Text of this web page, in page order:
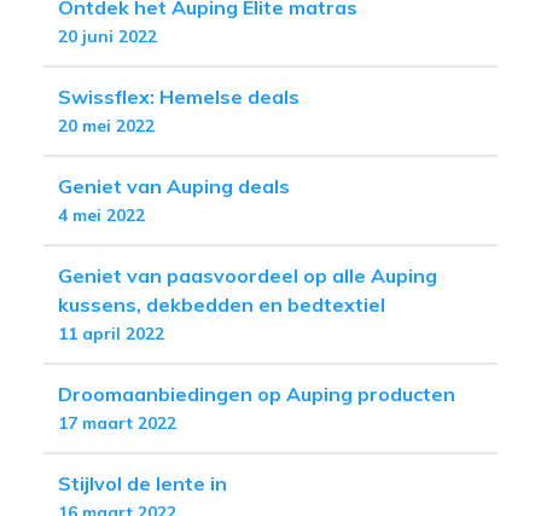
Ontdek het Auping Elite matras
20 juni 2022
Swissflex: Hemelse deals
20 mei 2022
Geniet van Auping deals
4 mei 2022
Geniet van paasvoordeel op alle Auping
kussens, dekbedden en bedtextiel
11 april 2022
Droomaanbiedingen op Auping producten
17 maart 2022
Stijlvol de lente in